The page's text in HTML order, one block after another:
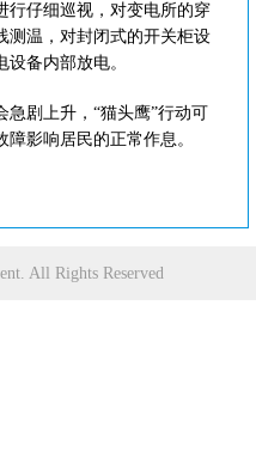
行仔细巡视，对变电所的穿
测温，对封闭式的开关柜设
备内部放电。
急剧上升，“猫头鹰”行动可
影响居民的正常作息。
All Rights Reserved